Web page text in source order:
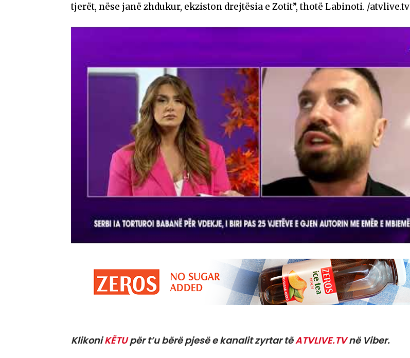
tjerët, nëse janë zhdukur, ekziston drejtësia e Zotit”, thotë Labinoti. /atvlive.tv
KlikoniKËTUpër t’u bërë pjesë e kanalit zyrtar tëATVLIVE.TVnë Viber.